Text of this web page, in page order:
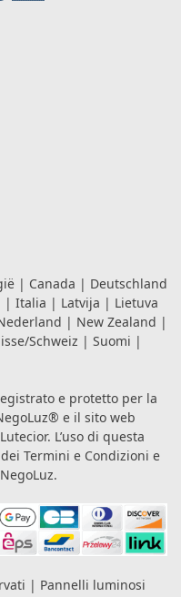
| Canada | Deutschland
| Italia | Latvija | Lietuva
| New Zealand |
Schweiz | Suomi |
e protetto per la
e il sito web
L’uso di questa
Termini e Condizioni e
| Pannelli luminosi